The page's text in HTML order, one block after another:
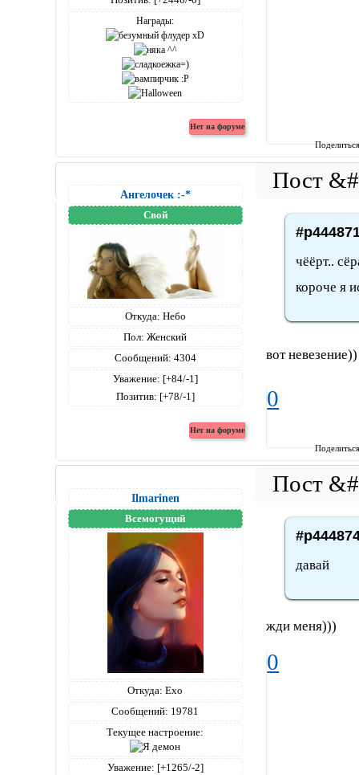
Награды:
Ангелочек :-*
Свой
Откуда: Небо
Пол: Женский
Сообщений: 4304
Уважение: [+84/-1]
Позитив: [+78/-1]
чёёрт..
короче я
вот
0
Ilmarinen
Всемогущий
Откуда: Ехо
Сообщений: 19781
Текущее настроение:
Уважение: [+1265/-2]
давай
жди меня)))
0